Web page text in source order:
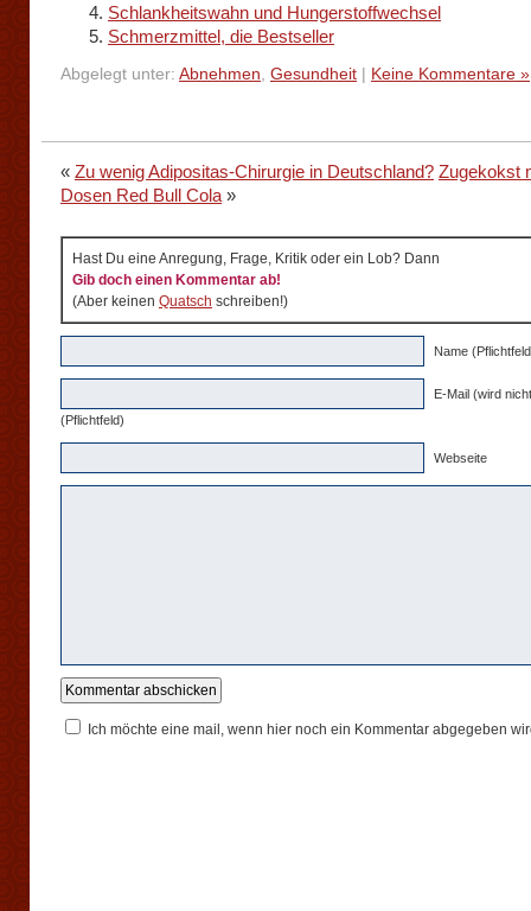
Schlankheitswahn und Hungerstoffwechsel
Schmerzmittel, die Bestseller
Abgelegt unter: Abnehmen, Gesundheit Keine Kommentare »
« Zu wenig Adipositas-Chirurgie in Deutschland? Zugekokst
Dosen Red Bull Cola »
Hast Du eine Anregung, Frage, Kritik oder ein Lob? Dann
Gib doch einen Kommentar ab!
(Aber keinen Quatsch schreiben!)
Name
E-Mail (wird
(Pflichtfeld)
Webseite
Ich möchte eine mail, wenn hier noch ein Kommentar abgegeben